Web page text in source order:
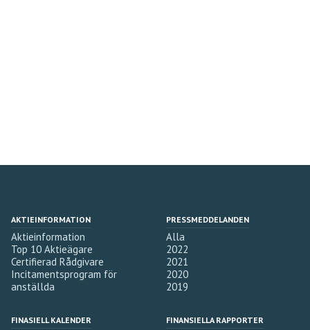
AKTIEINFORMATION
Aktieinformation
Top 10 Aktieägare
Certifierad Rådgivare
Incitamentsprogram för
anställda
PRESSMEDDELANDEN
Alla
2022
2021
2020
2019
FINASIELL KALENDER FINANSIELLA RAPPORTER